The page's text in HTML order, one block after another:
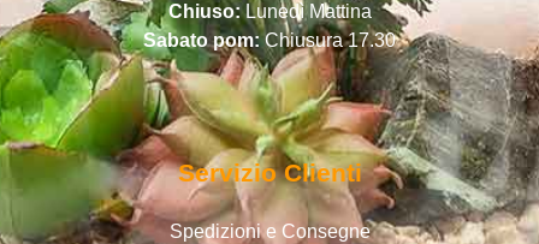
Chiuso:Lunedì Mattina
Sabato pom:Chiusura 17.30
Servizio Clienti
Spedizioni e Consegne